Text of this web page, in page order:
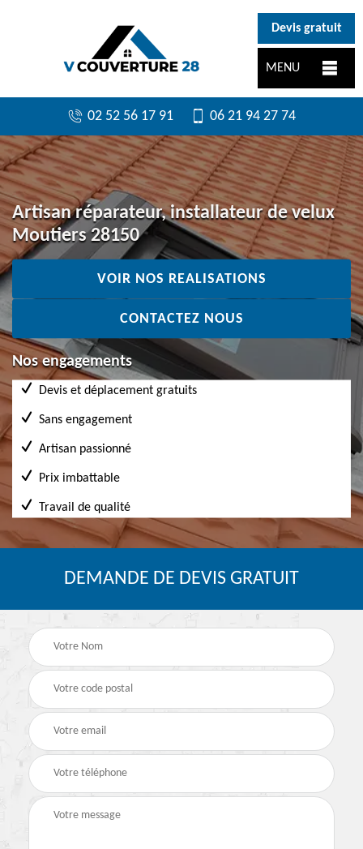
Devis gratuit
MENU
02 52 56 17 91 06 21 94 27 74
Artisan réparateur, installateur de velux
Moutiers 28150
VOIR NOS REALISATIONS
CONTACTEZ NOUS
Nos engagements
Devis et déplacement gratuits
Sans engagement
Artisan passionné
Prix imbattable
Travail de qualité
DEMANDE DE DEVIS GRATUIT